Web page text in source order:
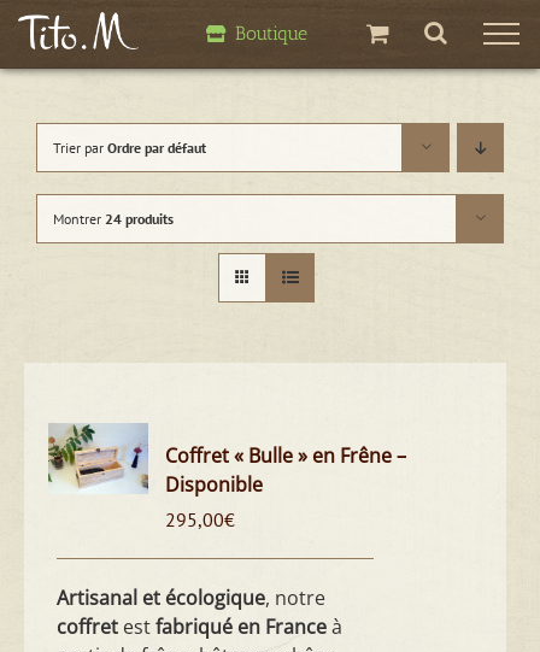
Passer
Boutique
Trier par Ordre par défaut
Montrer 24 produits
Coffret « Bulle » en Frêne –
Disponible
295,00€
Artisanal et écologique, notre
coffret estfabriqué en Franceà